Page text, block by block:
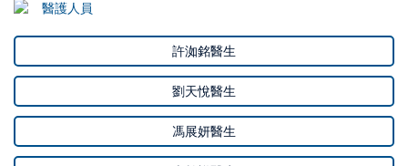
醫護人員
許洳銘醫生
劉天悅醫生
馮展妍醫生